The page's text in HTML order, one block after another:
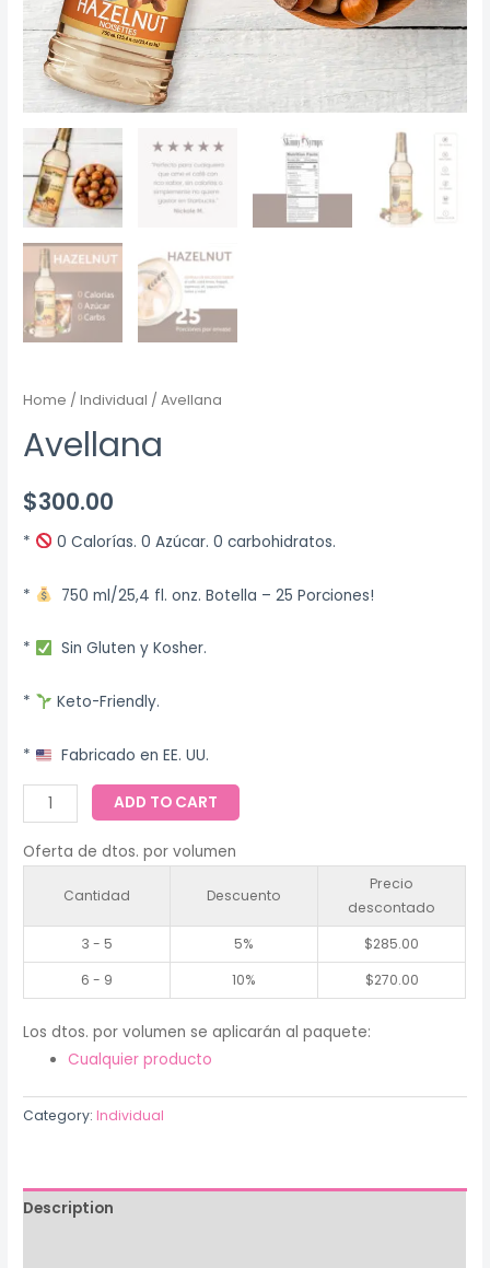
Home /Individual / Avellana
Avellana
$300.00
* 0 Calorías. 0 Azúcar. 0 carbohidratos.
* 750 ml/25,4 fl. onz. Botella – 25 Porciones!
* Sin Gluten y Kosher.
* Keto-Friendly.
* Fabricado en EE. UU.
ADD TO CART
Oferta de dtos. por volumen
Cantidad Descuento
Precio
descontado
3 - 5
5% $285.00
6 - 9
10% $270.00
Los dtos. por volumen se aplicarán al paquete:
Cualquier producto
Category: Individual
Description